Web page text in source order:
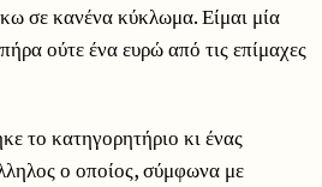
σε κανένα κύκλωμα. Είμαι μία
ούτε ένα ευρώ από τις επίμαχες
το κατηγορητήριο κι ένας
ο οποίος, σύμφωνα με